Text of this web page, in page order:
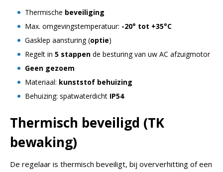
Thermische beveiliging
Max. omgevingstemperatuur: -20° tot +35°C
Gasklep aansturing (optie)
Regelt in 5 stappen de besturing van uw AC afzuigmotor
Geen gezoem
Materiaal: kunststof behuizing
Behuizing: spatwaterdicht IP54
Thermisch beveiligd (TK
bewaking)
De regelaar is thermisch beveiligt, bij oververhitting of een